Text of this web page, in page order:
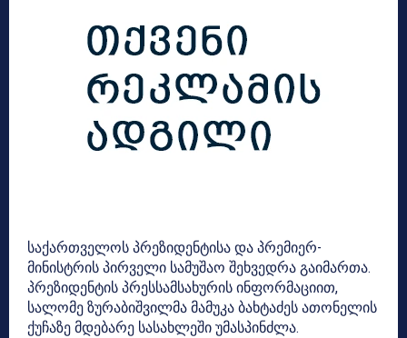
საქართველოს პრეზიდენტისა და პრემიერ-
მინისტრის პირველი სამუშაო შეხვედრა გაიმართა.
პრეზიდენტის პრესსამსახურის ინფორმაციით,
სალომე ზურაბიშვილმა მამუკა ბახტაძეს ათონელის
ქუჩაზე მდებარე სასახლეში უმასპინძლა.